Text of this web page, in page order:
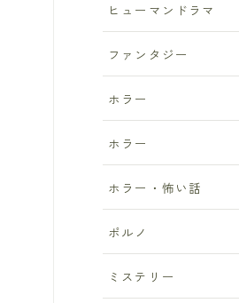
ヒューマンドラマ
ファンタジー
ホラー
ホラー
ホラー・怖い話
ポルノ
ミステリー